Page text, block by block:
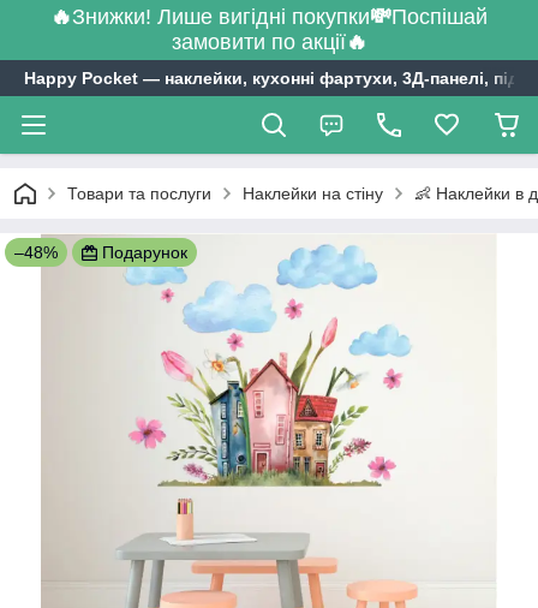
🔥Знижки! Лише вигідні покупки💸Поспішай
замовити по акції🔥
Happy Pocket ― наклейки, кухонні фартухи, 3Д-панелі,
Товари та послуги Наклейки на стіну 👶 Наклейки в
–48% Подарунок